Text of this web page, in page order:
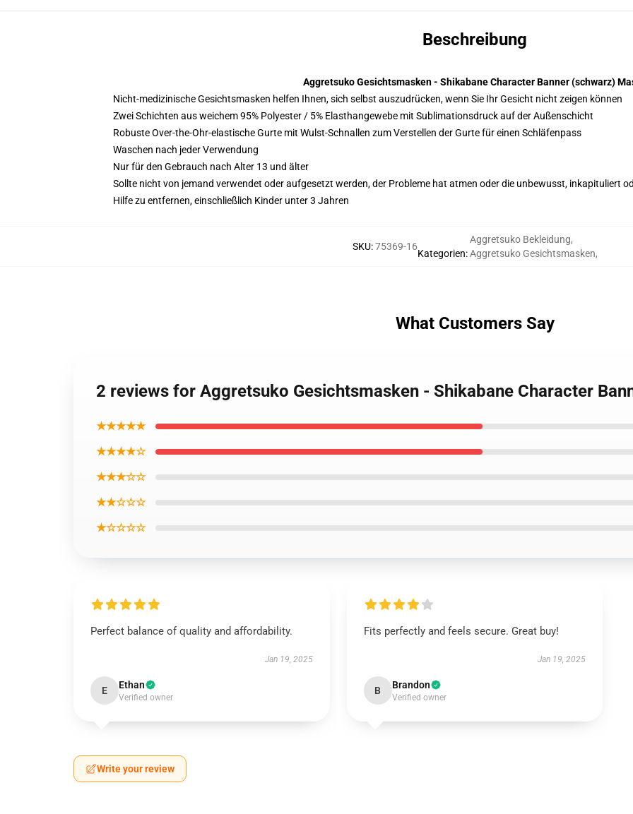
Beschreibung
Aggretsuko Gesichtsmasken - Shikabane Character Banner (schwarz)
Nicht-medizinische Gesichtsmasken helfen Ihnen, sich selbst auszudrücken, wenn Sie Ihr Gesicht nicht zeigen können
Zwei Schichten aus weichem 95% Polyester / 5% Elasthangewebe mit Sublimationsdruck auf der Außenschicht
Robuste Over-the-Ohr-elastische Gurte mit Wulst-Schnallen zum Verstellen der Gurte für einen Schläfenpass
Waschen nach jeder Verwendung
Nur für den Gebrauch nach Alter 13 und älter
Sollte nicht von jemand verwendet oder aufgesetzt werden, der Probleme hat atmen oder die unbewusst, inkapituliert
Hilfe zu entfernen, einschließlich Kinder unter 3 Jahren
SKU:75369-16
Kategorien:
Aggretsuko Bekleidung,
Aggretsuko Gesichtsmasken,
What Customers Say
2 reviews for Aggretsuko Gesichtsmasken - Shikabane Character
★★★★★
★★★★☆
★★★☆☆
★★☆☆☆
★☆☆☆☆
Perfect balance of quality and affordability.
Jan 19, 2025
E Ethan
Verified owner
Fits perfectly and feels secure. Great buy!
Jan 19, 2025
B Brandon
Verified owner
Write your review